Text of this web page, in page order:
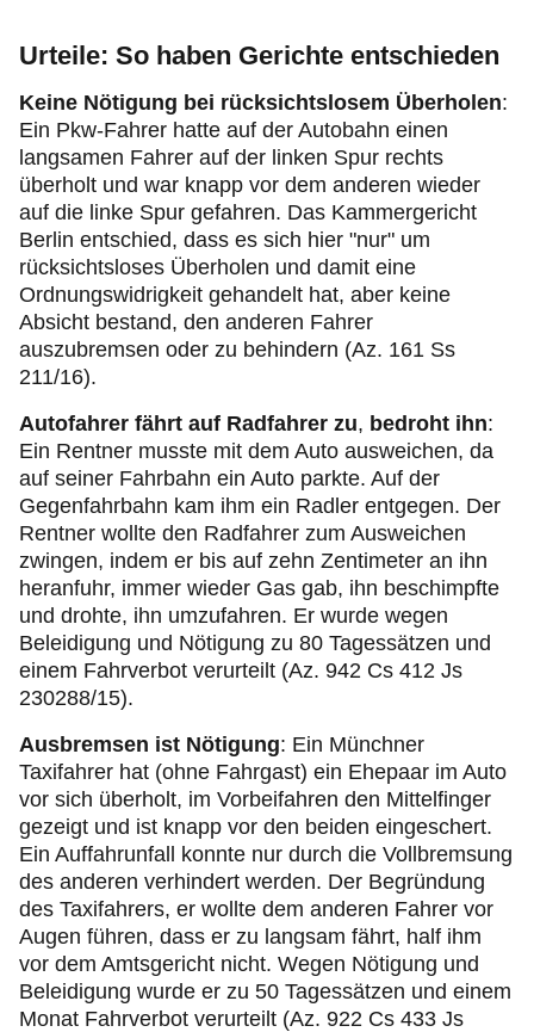
Urteile: So haben Gerichte entschieden
Keine Nötigung bei rücksichtslosem Überholen:
Ein Pkw-Fahrer hatte auf der Autobahn einen
langsamen Fahrer auf der linken Spur rechts
überholt und war knapp vor dem anderen wieder
auf die linke Spur gefahren. Das Kammergericht
Berlin entschied, dass es sich hier "nur" um
rücksichtsloses Überholen und damit eine
Ordnungswidrigkeit gehandelt hat, aber keine
Absicht bestand, den anderen Fahrer
auszubremsen oder zu behindern (Az. 161 Ss
211/16).
Autofahrer fährt auf Radfahrer zu, bedroht ihn:
Ein Rentner musste mit dem Auto ausweichen, da
auf seiner Fahrbahn ein Auto parkte. Auf der
Gegenfahrbahn kam ihm ein Radler entgegen. Der
Rentner wollte den Radfahrer zum Ausweichen
zwingen, indem er bis auf zehn Zentimeter an ihn
heranfuhr, immer wieder Gas gab, ihn beschimpfte
und drohte, ihn umzufahren. Er wurde wegen
Beleidigung und Nötigung zu 80 Tagessätzen und
einem Fahrverbot verurteilt (Az. 942 Cs 412 Js
230288/15).
Ausbremsen ist Nötigung: Ein Münchner
Taxifahrer hat (ohne Fahrgast) ein Ehepaar im Auto
vor sich überholt, im Vorbeifahren den Mittelfinger
gezeigt und ist knapp vor den beiden eingeschert.
Ein Auffahrunfall konnte nur durch die Vollbremsung
des anderen verhindert werden. Der Begründung
des Taxifahrers, er wollte dem anderen Fahrer vor
Augen führen, dass er zu langsam fährt, half ihm
vor dem Amtsgericht nicht. Wegen Nötigung und
Beleidigung wurde er zu 50 Tagessätzen und einem
Monat Fahrverbot verurteilt (Az. 922 Cs 433 Js